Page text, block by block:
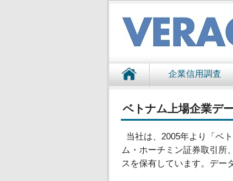
企業信用調査
ベトナム上場企業デ
当社は、2005年より「ベト
ム・ホーチミン証券取引所
スを保有しています。デー